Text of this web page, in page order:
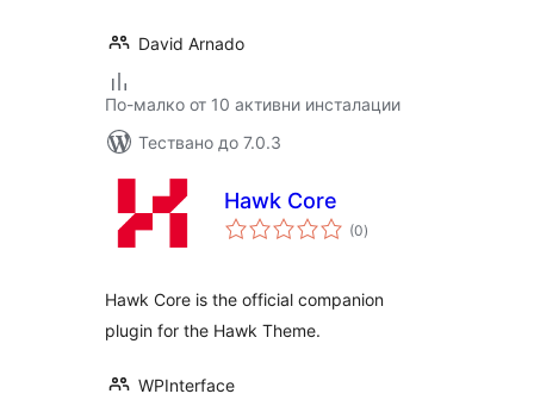
David Arnado
По-малко от 10 активни инсталации
Тествано до 7.0.3
Hawk Core
(0общо
оценки
)
Hawk Core is the official companion
plugin for the Hawk Theme.
WPInterface